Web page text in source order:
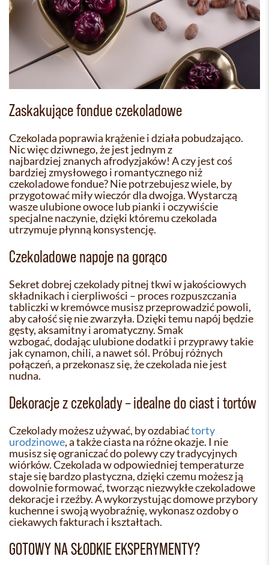
Zaskakujące fondue czekoladowe
Czekolada poprawia krążenie i działa pobudzająco.
Nic więc dziwnego, że jest jednym z
najbardziej znanych afrodyzjaków! A czy jest coś
bardziej zmysłowego i romantycznego niż
czekoladowe fondue? Nie potrzebujesz wiele, by
przygotować miły wieczór dla dwojga. Wystarczą
wasze ulubione owoce lub pianki i oczywiście
specjalne naczynie, dzięki któremu czekolada
utrzymuje płynną konsystencję.
Czekoladowe napoje na gorąco
Sekret dobrej czekolady pitnej tkwi w jakościowych
składnikach i cierpliwości – proces rozpuszczania
tabliczki w kremówce musisz przeprowadzić powoli,
aby całość się nie zwarzyła. Dzięki temu napój będzie
gęsty, aksamitny i aromatyczny. Smak
wzbogać, dodając ulubione dodatki i przyprawy takie
jak cynamon, chili, a nawet sól. Próbuj różnych
połączeń, a przekonasz się, że czekolada nie jest
nudna.
Dekoracje z czekolady – idealne do ciast i tortów
Czekolady możesz używać, by ozdabiaćtorty
urodzinowe, a także ciasta na różne okazje. I nie
musisz się ograniczać do polewy czy tradycyjnych
wiórków. Czekolada w odpowiedniej temperaturze
staje się bardzo plastyczna, dzięki czemu możesz ją
dowolnie formować, tworząc niezwykłe czekoladowe
dekoracje i rzeźby. A wykorzystując domowe przybory
kuchenne i swoją wyobraźnię, wykonasz ozdoby o
ciekawych fakturach i kształtach.
GOTOWY NA SŁODKIE EKSPERYMENTY?